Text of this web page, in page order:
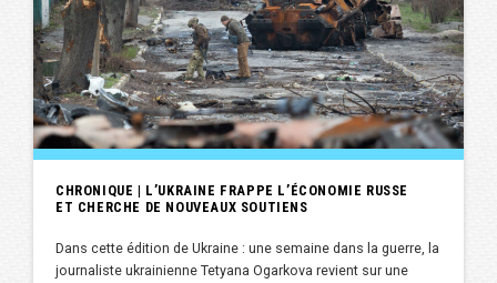
CHRONIQUE | L’UKRAINE FRAPPE L’ÉCONOMIE RUSSE
ET CHERCHE DE NOUVEAUX SOUTIENS
Dans cette édition de Ukraine : une semaine dans la guerre, la
journaliste ukrainienne Tetyana Ogarkova revient sur une